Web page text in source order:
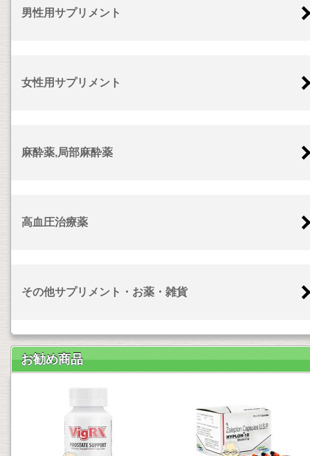
男性用サプリメント
女性用サプリメント
麻酔薬,局部麻酔薬
高血圧治療薬
その他サプリメント・お薬・雑貨
お勧め商品